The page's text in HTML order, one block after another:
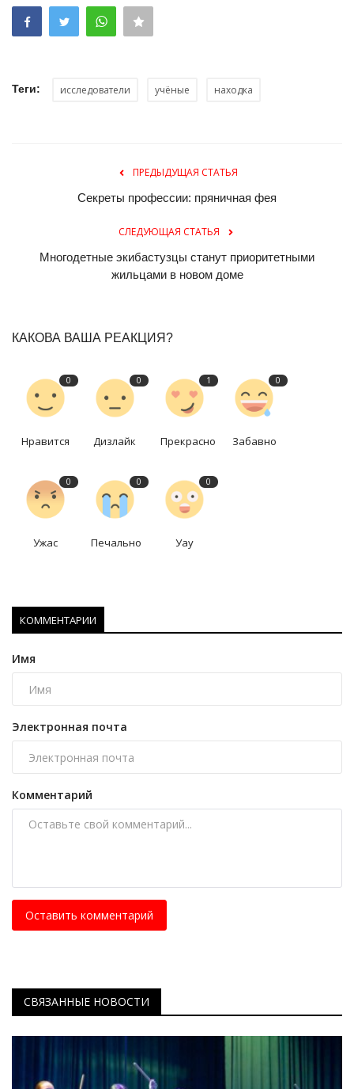
Теги: исследователи учёные находка
ПРЕДЫДУЩАЯ СТАТЬЯ
Секреты профессии: пряничная фея
СЛЕДУЮЩАЯ СТАТЬЯ
Многодетные экибастузцы станут приоритетными
жильцами в новом доме
КАКОВА ВАША РЕАКЦИЯ?
0
Нравится
0
Дизлайк
1
Прекрасно
0
Забавно
0
Ужас
0
Печально
0
Уау
КОММЕНТАРИИ
Имя
Электронная почта
Комментарий
Оставить комментарий
СВЯЗАННЫЕ НОВОСТИ